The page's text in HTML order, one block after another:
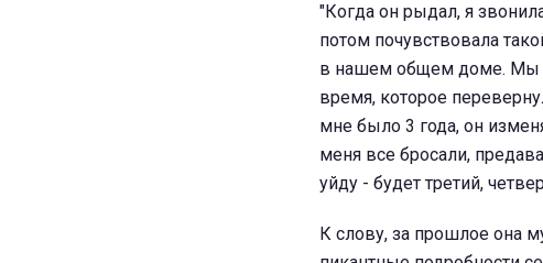
"Когда он рыдал, я
потом почувствовала
в нашем общем доме. Мы
время, которое
мне было 3 года, он
меня все бросали,
уйду - будет третий,
К слову, за прошлое она